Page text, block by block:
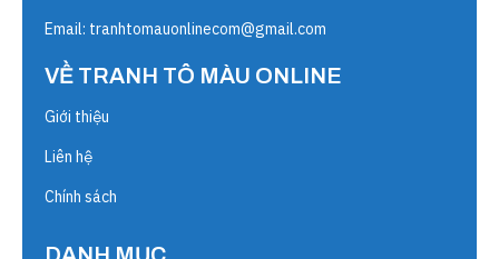
Email: tranhtomauonlinecom@gmail.com
VỀ TRANH TÔ MÀU ONLINE
Giới thiệu
Liên hệ
Chính sách